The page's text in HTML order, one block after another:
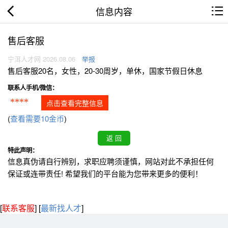
信息内容
售后客服
宁洱人才网 2026.08.06 举报
售后客服20名，女性，20-30周岁，单休，国家节假日休息
联系人手机/微信：
**** 点击查看完整信息
(查看需要10金币)
特此声明：
信息真伪请自行辨别，求职应聘须谨慎，网站对此不承担任何
保证或连带责任! 希望我们的平台能为您带来更多的便利！
[联系客服] [最新找人才]